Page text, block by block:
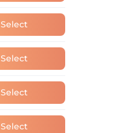
Select
Select
Select
Select